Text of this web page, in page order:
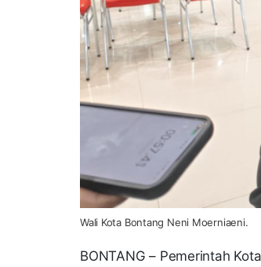
Wali Kota Bontang Neni Moerniaeni.
BONTANG – Pemerintah